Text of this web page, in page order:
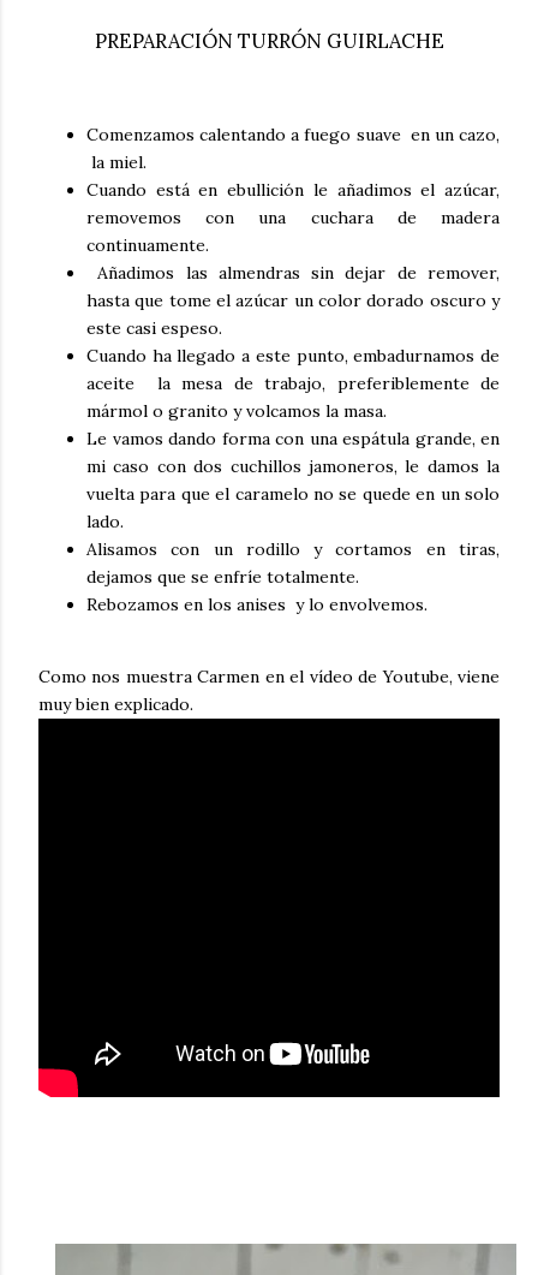
PREPARACIÓN TURRÓN GUIRLACHE
Comenzamos calentando a fuego suave en un cazo,
la miel.
Cuando está en ebullición le añadimos el azúcar,
removemos con una cuchara de madera
continuamente.
Añadimos las almendras sin dejar de remover,
hasta que tome el azúcar un color dorado oscuro y
este casi espeso.
Cuando ha llegado a este punto, embadurnamos de
aceite la mesa de trabajo, preferiblemente de
mármol o granito y volcamos la masa.
Le vamos dando forma con una espátula grande, en
mi caso con dos cuchillos jamoneros, le damos la
vuelta para que el caramelo no se quede en un solo
lado.
Alisamos con un rodillo y cortamos en tiras,
dejamos que se enfríe totalmente.
Rebozamos en los anises y lo envolvemos.
Como nos muestra Carmen en el vídeo de Youtube, viene
muy bien explicado.